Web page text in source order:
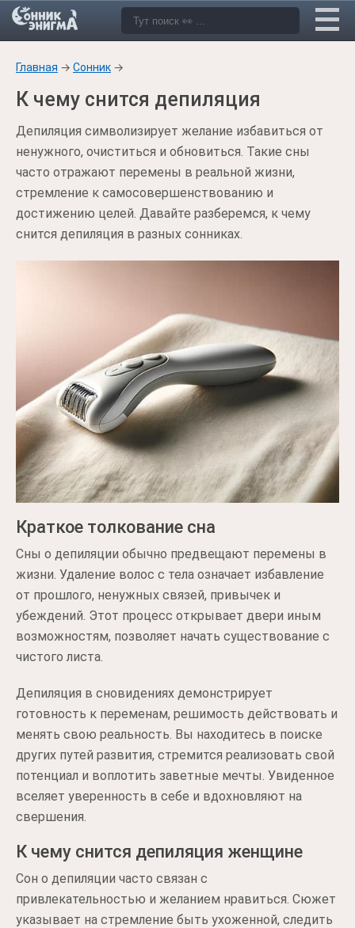
Главная → Сонник →
К чему снится депиляция
Депиляция символизирует желание избавиться от
ненужного, очиститься и обновиться. Такие сны
часто отражают перемены в реальной жизни,
стремление к самосовершенствованию и
достижению целей. Давайте разберемся, к чему
снится депиляция в разных сонниках.
Краткое толкование сна
Сны о депиляции обычно предвещают перемены в
жизни. Удаление волос с тела означает избавление
от прошлого, ненужных связей, привычек и
убеждений. Этот процесс открывает двери иным
возможностям, позволяет начать существование с
чистого листа.
Депиляция в сновидениях демонстрирует
готовность к переменам, решимость действовать и
менять свою реальность. Вы находитесь в поиске
других путей развития, стремится реализовать свой
потенциал и воплотить заветные мечты. Увиденное
вселяет уверенность в себе и вдохновляют на
свершения.
К чему снится депиляция женщине
Сон о депиляции часто связан с
привлекательностью и желанием нравиться. Сюжет
указывает на стремление быть ухоженной, следить